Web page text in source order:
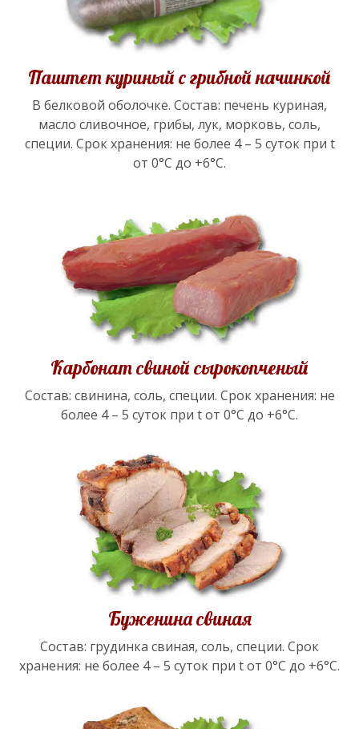
Паштет куриный с грибной начинкой
В белковой оболочке. Состав: печень куриная,
масло сливочное, грибы, лук, морковь, соль,
специи. Срок хранения: не более 4 – 5 суток при t
от 0°С до +6°С.
Карбонат свиной сырокопченый
Состав: свинина, соль, специи. Срок хранения: не
более 4 – 5 суток при t от 0°С до +6°С.
Буженина свиная
Состав: грудинка свиная, соль, специи. Срок
хранения: не более 4 – 5 суток при t от 0°С до +6°С.